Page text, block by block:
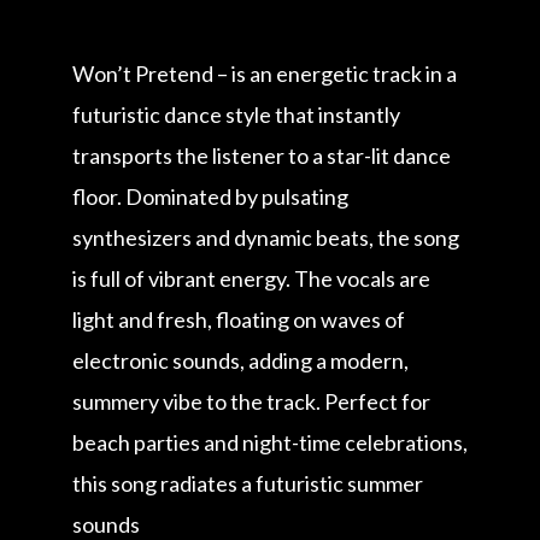
Won’t Pretend – is an energetic track in a
futuristic dance style that instantly
transports the listener to a star-lit dance
floor. Dominated by pulsating
synthesizers and dynamic beats, the song
is full of vibrant energy. The vocals are
light and fresh, floating on waves of
electronic sounds, adding a modern,
summery vibe to the track. Perfect for
beach parties and night-time celebrations,
this song radiates a futuristic summer
sounds